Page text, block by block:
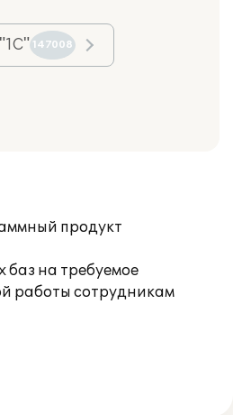
147008
продукт
баз на требуемое
работы сотрудникам